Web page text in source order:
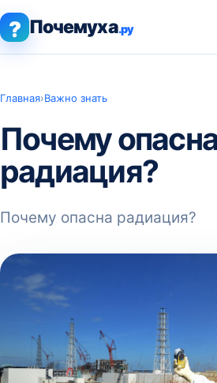
? Почемуха.ру
Главная›Важно знать
Почему
радиация?
Почему опасна радиация?